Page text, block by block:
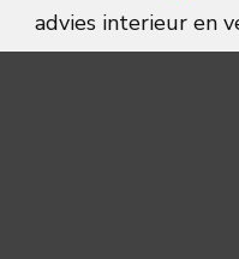
advies interieur en